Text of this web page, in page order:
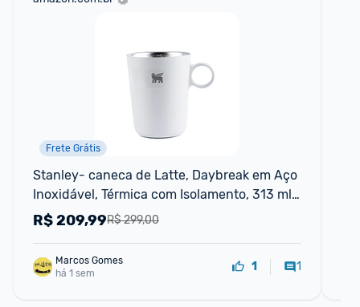
Frete Grátis
Stanley- caneca de Latte, Daybreak em Aço
Inoxidável, Térmica com Isolamento, 313 ml,
Palestone
R$ 299,00
R$209,99
Marcos Gomes
há 1 sem
1 1